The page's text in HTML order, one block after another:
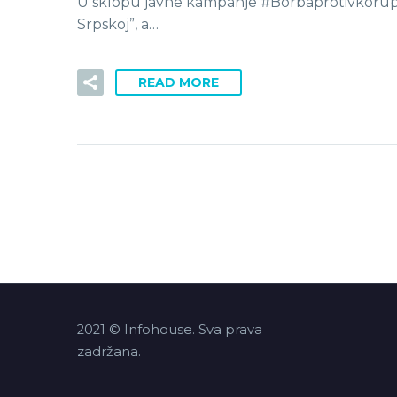
Srpskoj”, a…
READ MORE
2021 © Infohouse. Sva prava
zadržana.